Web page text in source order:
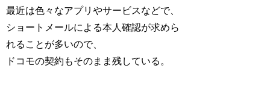
最近は色々なアプリやサービスなどで、
ショートメールによる本人確認が求めら
れることが多いので、
ドコモの契約もそのまま残している。